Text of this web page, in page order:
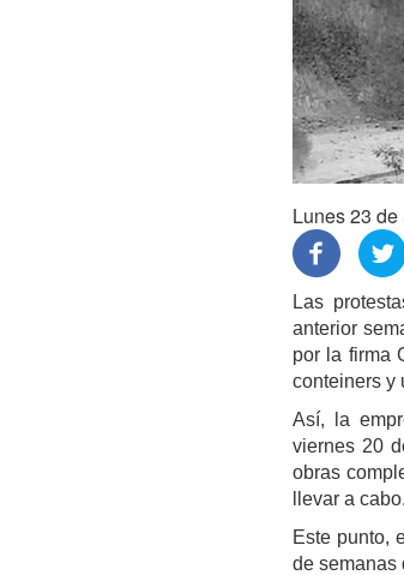
Lunes 23
Las
anterior
por la firma
conteiners y
Así, la
viernes 20
obras
llevar a cabo.
Este punto,
de semanas